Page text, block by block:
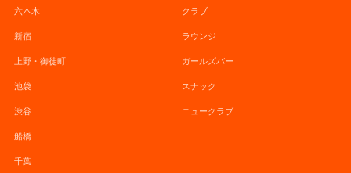
六本木
新宿
上野・御徒町
池袋
渋谷
船橋
千葉
クラブ
ラウンジ
ガールズバー
スナック
ニュークラブ